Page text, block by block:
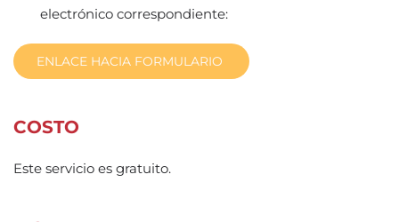
electrónico correspondiente:
ENLACE HACIA FORMULARIO
COSTO
Este servicio es gratuito.